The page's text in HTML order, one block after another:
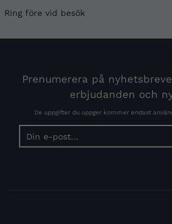
Ring före vid besök
Prenumerera på
erbjudanden och
De uppgifter du uppger kommer endast